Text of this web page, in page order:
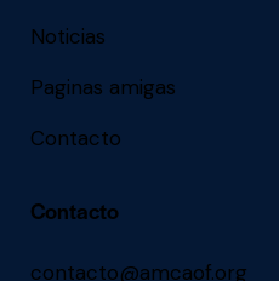
Noticias
Paginas amigas
Contacto
Contacto
contacto@amcaof.org